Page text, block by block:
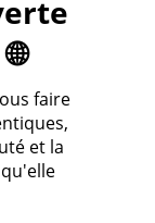
faire
et la